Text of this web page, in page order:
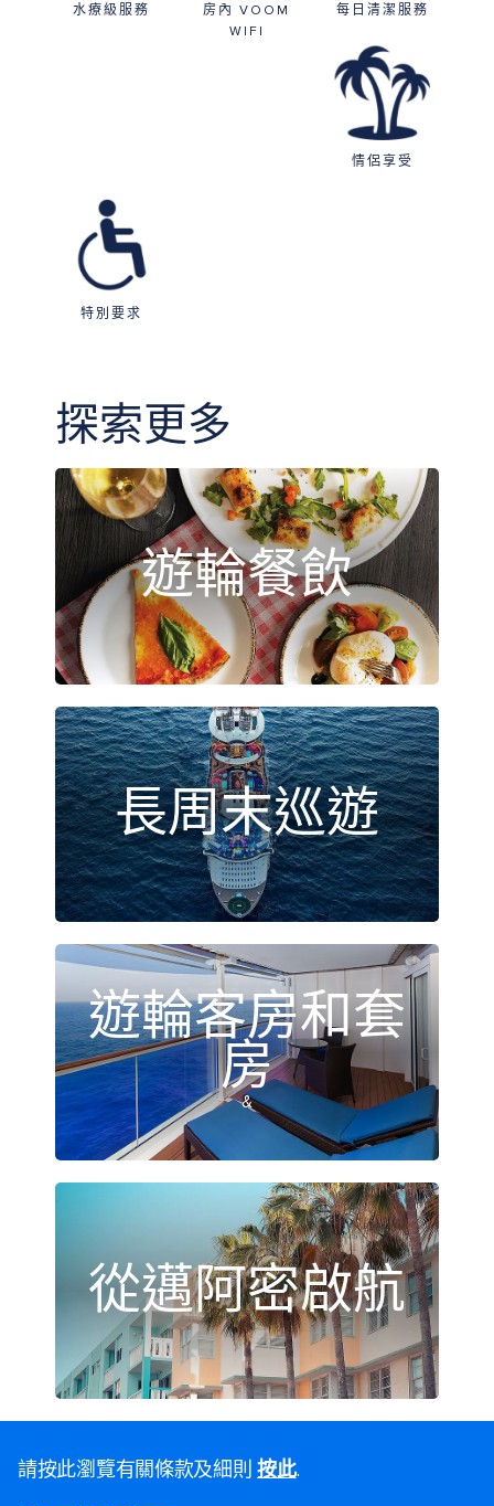
水療級服務
房內 VOOM
WIFI
每日清潔服務
情侶享受
特別要求
探索更多
遊輪餐飲
長周末巡遊
遊輪客房和套
房
&
從邁阿密啟航
請按此瀏覽有關條款及細則按此.